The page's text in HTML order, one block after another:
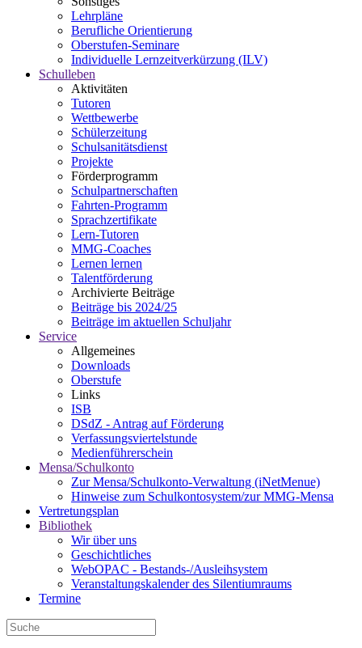
Lehrpläne
Berufliche Orientierung
Oberstufen-Seminare
Individuelle Lernzeitverkürzung (ILV)
Schulleben
Aktivitäten
Tutoren
Wettbewerbe
Schülerzeitung
Schulsanitätsdienst
Projekte
Förderprogramm
Schulpartnerschaften
Fahrten-Programm
Sprachzertifikate
Lern-Tutoren
MMG-Coaches
Lernen lernen
Talentförderung
Archivierte Beiträge
Beiträge bis 2024/25
Beiträge im aktuellen Schuljahr
Service
Allgemeines
Downloads
Oberstufe
Links
ISB
DSdZ - Antrag auf Förderung
Verfassungsviertelstunde
Medienführerschein
Mensa/Schulkonto
Zur Mensa/Schulkonto-Verwaltung (iNetMenue)
Hinweise zum Schulkontosystem/zur MMG-Mensa
Vertretungsplan
Bibliothek
Wir über uns
Geschichtliches
WebOPAC - Bestands-/Ausleihsystem
Veranstaltungskalender des Silentiumraums
Termine